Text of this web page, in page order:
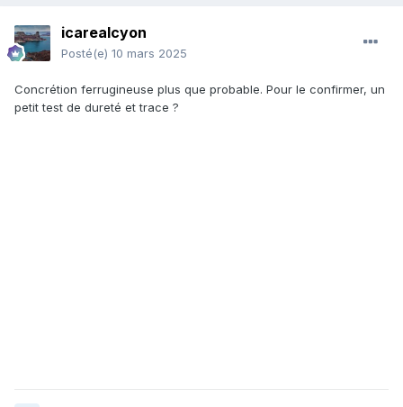
icarealcyon
Posté(e) 10 mars 2025
Concrétion ferrugineuse plus que probable. Pour le confirmer, un
petit test de dureté et trace ?